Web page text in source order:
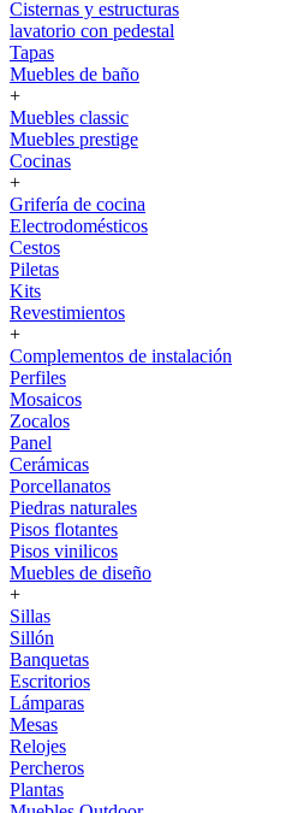
Cisternas y estructuras
lavatorio con pedestal
Tapas
Muebles de baño
+
Muebles classic
Muebles prestige
Cocinas
+
Grifería de cocina
Electrodomésticos
Cestos
Piletas
Kits
Revestimientos
+
Complementos de instalación
Perfiles
Mosaicos
Zocalos
Panel
Cerámicas
Porcellanatos
Piedras naturales
Pisos flotantes
Pisos vinilicos
Muebles de diseño
+
Sillas
Sillón
Banquetas
Escritorios
Lámparas
Mesas
Relojes
Percheros
Plantas